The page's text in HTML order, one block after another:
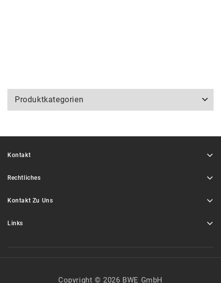
Produktkategorien
Kontakt
Rechtliches
Kontakt Zu Uns
Links
Copyright © 2026 BWE GmbH